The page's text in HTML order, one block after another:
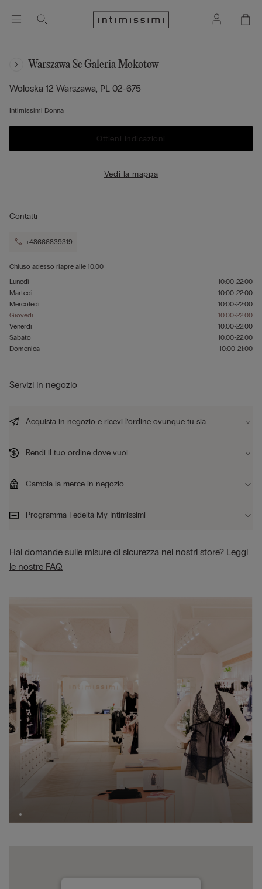
Warszawa Sc Galeria Mokotow
Woloska 12 Warszawa, PL 02-675
Intimissimi Donna
Ottieni indicazioni
Vedi la mappa
Contatti
+48666839319
Chiuso adesso riapre alle 10:00
Lunedì
10:00-22:00
Martedì
10:00-22:00
Mercoledì
10:00-22:00
Giovedì
10:00-22:00
Venerdì
10:00-22:00
Sabato
10:00-22:00
Domenica
10:00-21:00
Servizi in negozio
Acquista in negozio e ricevi l’ordine ovunque tu sia
Rendi il tuo ordine dove vuoi
Cambia la merce in negozio
Programma Fedeltà My Intimissimi
Hai domande sulle misure di sicurezza nei nostri store? Leggi
le nostre FAQ